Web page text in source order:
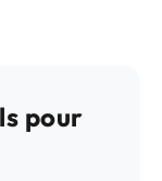
pour